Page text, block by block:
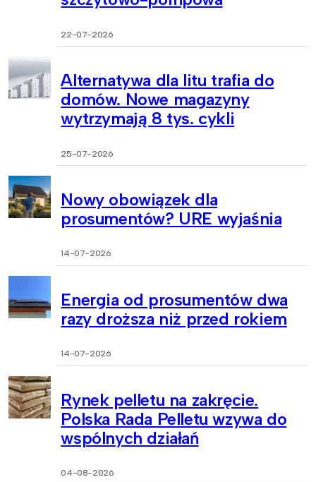
22-07-2026
Alternatywa dla litu trafia do
domów. Nowe magazyny
wytrzymają 8 tys. cykli
25-07-2026
Nowy obowiązek dla
prosumentów? URE wyjaśnia
14-07-2026
Energia od prosumentów dwa
razy droższa niż przed rokiem
14-07-2026
Rynek pelletu na zakręcie.
Polska Rada Pelletu wzywa do
wspólnych działań
04-08-2026